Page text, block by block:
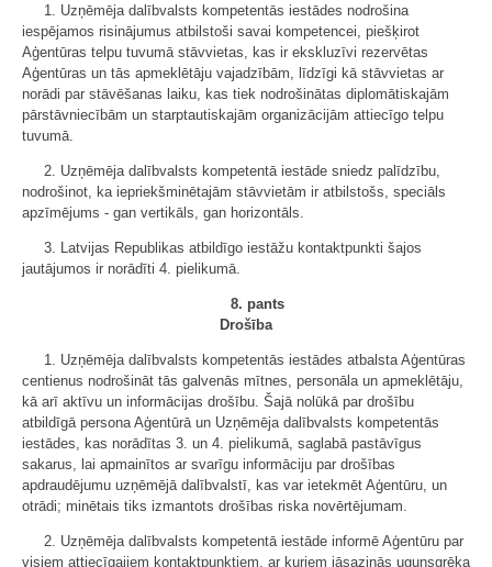
1. Uzņēmēja dalībvalsts kompetentās iestādes nodrošina
iespējamos risinājumus atbilstoši savai kompetencei, piešķirot
Aģentūras telpu tuvumā stāvvietas, kas ir ekskluzīvi rezervētas
Aģentūras un tās apmeklētāju vajadzībām, līdzīgi kā stāvvietas ar
norādi par stāvēšanas laiku, kas tiek nodrošinātas diplomātiskajām
pārstāvniecībām un starptautiskajām organizācijām attiecīgo telpu
tuvumā.
2. Uzņēmēja dalībvalsts kompetentā iestāde sniedz palīdzību,
nodrošinot, ka iepriekšminētajām stāvvietām ir atbilstošs, speciāls
apzīmējums - gan vertikāls, gan horizontāls.
3. Latvijas Republikas atbildīgo iestāžu kontaktpunkti šajos
jautājumos ir norādīti 4. pielikumā.
8. pants
Drošība
1. Uzņēmēja dalībvalsts kompetentās iestādes atbalsta Aģentūras
centienus nodrošināt tās galvenās mītnes, personāla un apmeklētāju,
kā arī aktīvu un informācijas drošību. Šajā nolūkā par drošību
atbildīgā persona Aģentūrā un Uzņēmēja dalībvalsts kompetentās
iestādes, kas norādītas 3. un 4. pielikumā, saglabā pastāvīgus
sakarus, lai apmainītos ar svarīgu informāciju par drošības
apdraudējumu uzņēmējā dalībvalstī, kas var ietekmēt Aģentūru, un
otrādi; minētais tiks izmantots drošības riska novērtējumam.
2. Uzņēmēja dalībvalsts kompetentā iestāde informē Aģentūru par
visiem attiecīgajiem kontaktpunktiem, ar kuriem jāsazinās ugunsgrēka